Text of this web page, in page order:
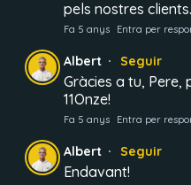
pels nostres clients.
Fa 5 anys Entra per
Albert Seguir
Gràcies a tu, Pere,
11Onze!
Fa 5 anys Entra per
Albert Seguir
Endavant!